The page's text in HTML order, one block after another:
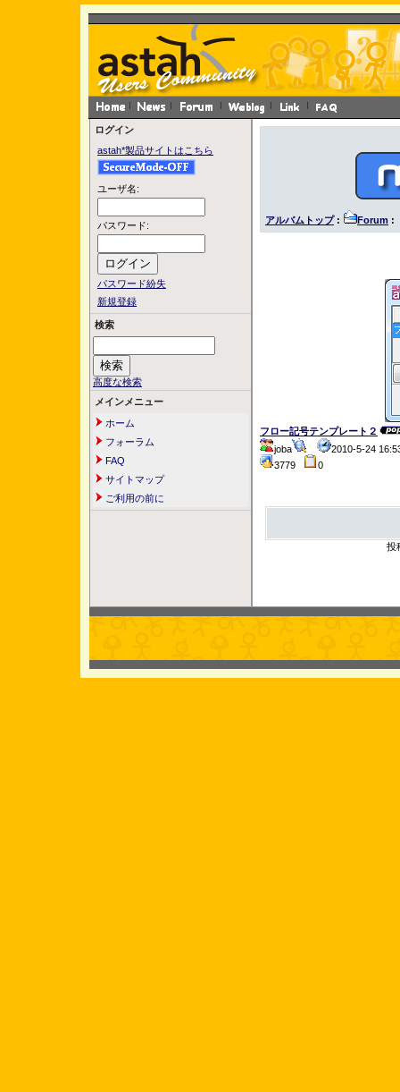
ログイン
astah*製品サイトはこちら
ユーザ名:
パスワード:
パスワード紛失
新規登録
検索
高度な検索
メインメニュー
ホーム
フォーラム
FAQ
サイトマップ
ご利用の前に
アルバムトップ: Forum :
フロー記号テンプレート２
joba
2010-5-24
3779
0
投